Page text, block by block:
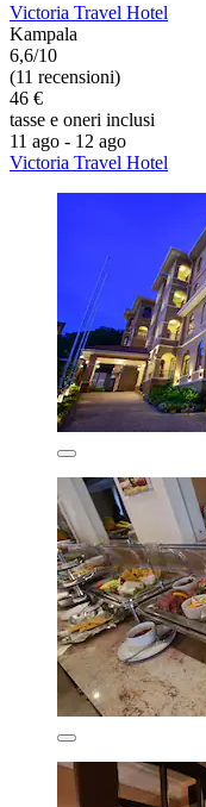
Victoria Travel Hotel
Kampala
6,6/10
(11 recensioni)
46 €
tasse e oneri inclusi
11 ago - 12 ago
Victoria Travel Hotel